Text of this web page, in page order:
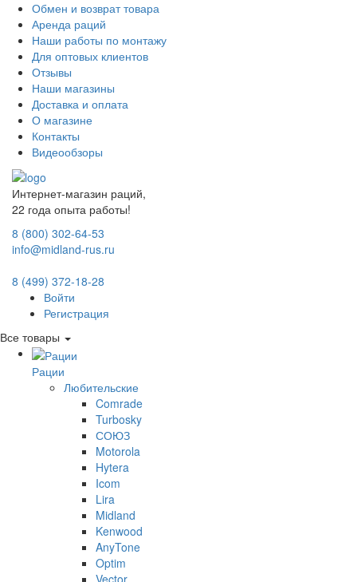
Обмен и возврат товара
Аренда раций
Наши работы по монтажу
Для оптовых клиентов
Отзывы
Наши магазины
Доставка и оплата
О магазине
Контакты
Видеообзоры
Интернет-магазин раций,
22 года опыта работы!
8 (800) 302-64-53
info@midland-rus.ru
8 (499) 372-18-28
Войти
Регистрация
Все товары
Рации
Любительские
Comrade
Turbosky
СОЮЗ
Motorola
Hytera
Icom
Lira
Midland
Kenwood
AnyTone
Optim
Vector